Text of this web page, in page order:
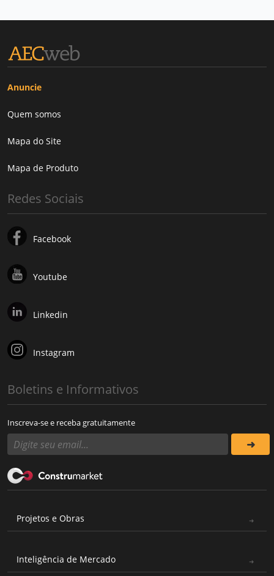
Anuncie
Quem somos
Mapa do Site
Mapa de Produto
Redes Sociais
Facebook
Youtube
Linkedin
Instagram
Boletins e Informativos
Inscreva-se e receba gratuitamente
Projetos e Obras
Inteligência de Mercado